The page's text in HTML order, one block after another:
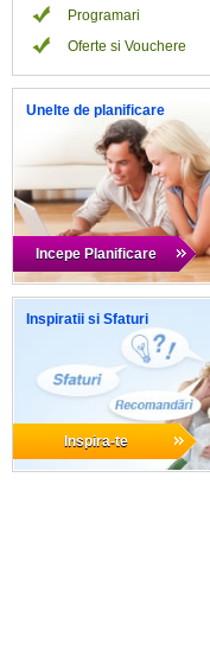
Programari
Oferte si Vouchere
Unelte de planificare
Incepe Planificare
Inspiratii si Sfaturi
Inspira-te